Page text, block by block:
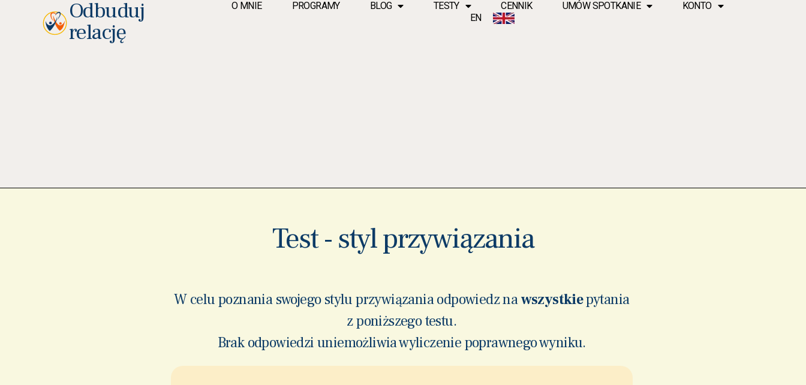
Odbuduj
relację
O MNIE PROGRAMY BLOG TESTY CENNIK UMÓW SPOTKANIE
KONTO
EN
Test - styl przywiązania
W celu poznania swojego stylu przywiązania odpowiedz nawszystkiepytania
z poniższego testu.
Brak odpowiedzi uniemożliwia wyliczenie poprawnego wyniku.